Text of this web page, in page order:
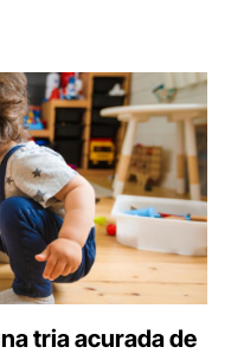
tria acurada de